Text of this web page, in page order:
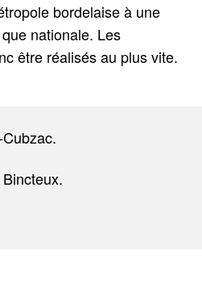
bordelaise à une
nationale. Les
être réalisés au plus vite.